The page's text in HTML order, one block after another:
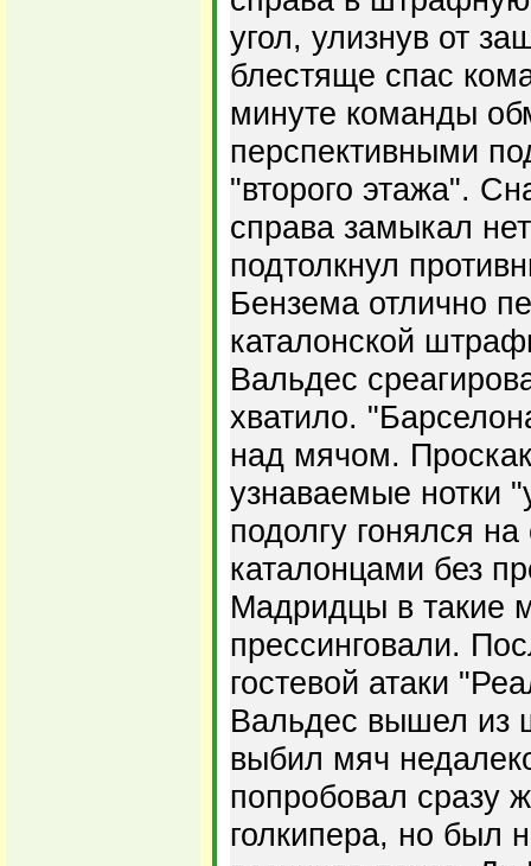
угол, улизнув от
блестяще спас
минуте команды
перспективными
"второго этажа".
справа замыкал
подтолкнул
Бензема отлично
каталонской
Вальдес
хватило.
над мячом.
узнаваемые нотки
подолгу гонялся
каталонцами без
Мадридцы в такие
прессинговали.
гостевой атаки
Вальдес вышел из
выбил мяч
попробовал сразу
голкипера, но был